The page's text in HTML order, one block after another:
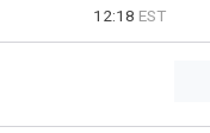
12:18 EST